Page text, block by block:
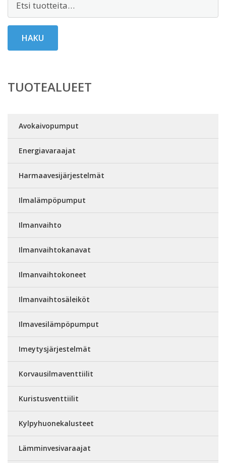
HAKU
TUOTEALUEET
Avokaivopumput
Energiavaraajat
Harmaavesijärjestelmät
Ilmalämpöpumput
Ilmanvaihto
Ilmanvaihtokanavat
Ilmanvaihtokoneet
Ilmanvaihtosäleiköt
Ilmavesilämpöpumput
Imeytysjärjestelmät
Korvausilmaventtiilit
Kuristusventtiilit
Kylpyhuonekalusteet
Lämminvesivaraajat